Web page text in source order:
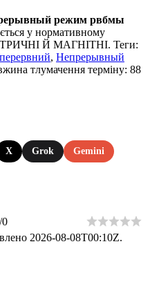
режим рвбмы
у нормативному
Й МАГНІТНІ. Теги:
, Непрерывный
тлумачення терміну: 88
X Grok Gemini
/0
2026-08-08T00:10Z.